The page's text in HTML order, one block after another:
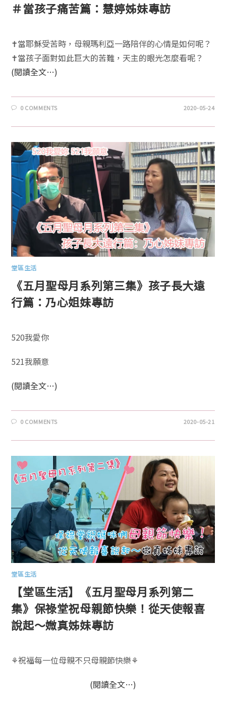
＃當孩子痛苦篇：慧婷姊妹專訪
✝️當耶穌受苦時，母親瑪利亞一路陪伴的心情是如何呢？
✝️當孩子面對如此巨大的苦難，天主的眼光怎麼看呢？
(閱讀全文…)
0 COMMENTS 2020-05-24
堂區生活
《五月聖母月系列第三集》孩子長大遠
行篇：乃心姐妹專訪
520我愛你
521我願意
(閱讀全文…)
0 COMMENTS 2020-05-21
堂區生活
【堂區生活】《五月聖母月系列第二
集》保祿堂祝母親節快樂！從天使報喜
說起～媺真姊妹專訪
⚘祝福每一位母親不只母親節快樂⚘
(閱讀全文…)